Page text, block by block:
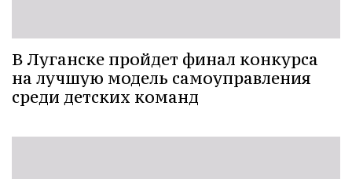
В Луганске пройдет финал конкурса
на лучшую модель самоуправления
среди детских команд